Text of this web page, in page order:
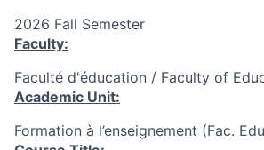
2026 Fall Semester
Faculty:
Faculté d'éducation / Faculty of
Academic Unit:
Formation à l’enseignement (Fac.